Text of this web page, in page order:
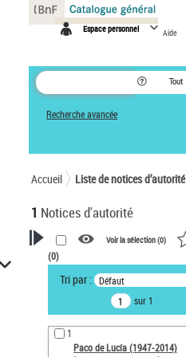
Espace personnel Aide
Tout
Recherche avancée
Accueil Liste de notices d’autorité
1 Notices d'autorité
VOTRE RECHERCHE
Recherche avancée dans les
notices d’autorité
Œuvres liées à l'auteur :
Paco de Lucía (1947-2014)
Voir la sélection (0)
(0)
Tri par : Défaut
sur 1
1
Paco de Lucía (1947-2014)
Panneau de gestion des cookies